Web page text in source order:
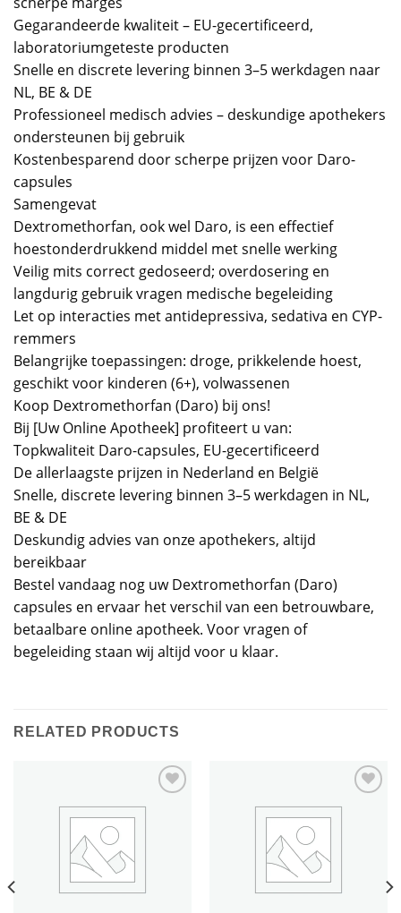
Gegarandeerde kwaliteit – EU-gecertificeerd,
laboratoriumgeteste producten
Snelle en discrete levering binnen 3–5 werkdagen naar
NL, BE & DE
Professioneel medisch advies – deskundige apothekers
ondersteunen bij gebruik
Kostenbesparend door scherpe prijzen voor Daro-
capsules
Samengevat
Dextromethorfan, ook wel Daro, is een effectief
hoestonderdrukkend middel met snelle werking
Veilig mits correct gedoseerd; overdosering en
langdurig gebruik vragen medische begeleiding
Let op interacties met antidepressiva, sedativa en CYP-
remmers
Belangrijke toepassingen: droge, prikkelende hoest,
geschikt voor kinderen (6+), volwassenen
Koop Dextromethorfan (Daro) bij ons!
Bij [Uw Online Apotheek] profiteert u van:
Topkwaliteit Daro-capsules, EU-gecertificeerd
De allerlaagste prijzen in Nederland en België
Snelle, discrete levering binnen 3–5 werkdagen in NL,
BE & DE
Deskundig advies van onze apothekers, altijd
bereikbaar
Bestel vandaag nog uw Dextromethorfan (Daro)
capsules en ervaar het verschil van een betrouwbare,
betaalbare online apotheek. Voor vragen of
begeleiding staan wij altijd voor u klaar.
RELATED PRODUCTS